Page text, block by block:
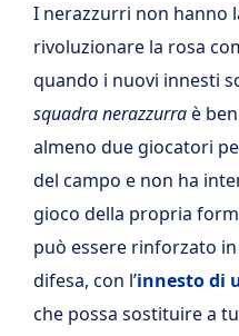
I nerazzurri non hanno
rivoluzionare la rosa
quando i nuovi innesti
squadra nerazzurraè
almeno due giocatori
del campo e non ha
gioco della propria
può essere rinforzato
difesa, con l’innesto di
che possa sostituire a